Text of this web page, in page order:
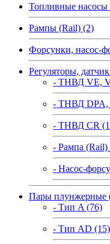
Топливные насосы
Рампы (Rail) (2)
Форсунки, насос-
Регуляторы,
- ТНВД VE,
- ТНВД DPA,
- ТНВД CR
- Рампа (Rail)
- Насос-
Пары плунжерные
- Тип A (76)
- Тип AD (15)